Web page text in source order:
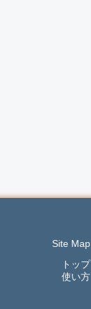
Site Map
トップ
使い方